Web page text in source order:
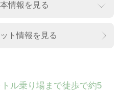
情報を見る
ト情報を見る
ル乗り場まで徒歩で約5